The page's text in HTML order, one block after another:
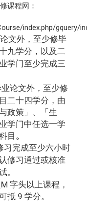
课程网：
index.php/gquery/
文外，至少修毕
九学分，以及二
学门至少完成三
业论文外，至少修
二十四学分，由
政策」、「生
学门中任选一学
目 。
习完成至少六小时
修习通过或核准
。
字头以上课程，
抵 9 学分。